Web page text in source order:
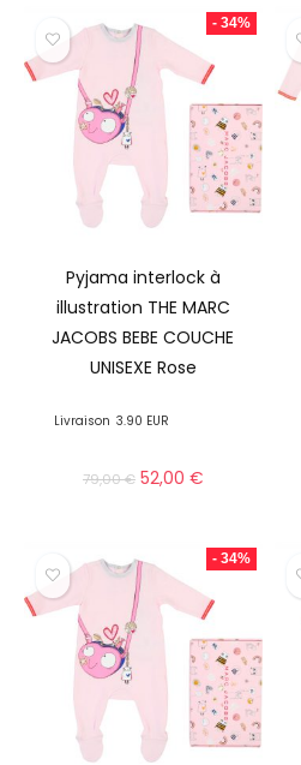
- 34%
Pyjama interlock à
illustration THE MARC
JACOBS BEBE COUCHE
UNISEXE Rose
Livraison 3.90 EUR
79,00€ 52,00 €
- 34%